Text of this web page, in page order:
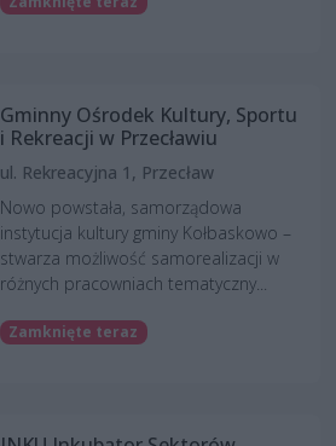
Gminny Ośrodek Kultury, Sportu
i Rekreacji w Przecławiu
ul. Rekreacyjna 1, Przecław
Nowo powstała, samorządowa
instytucja kultury gminy Kołbaskowo –
stwarza możliwość samorealizacji w
różnych pracowniach tematyczny...
Zamknięte teraz